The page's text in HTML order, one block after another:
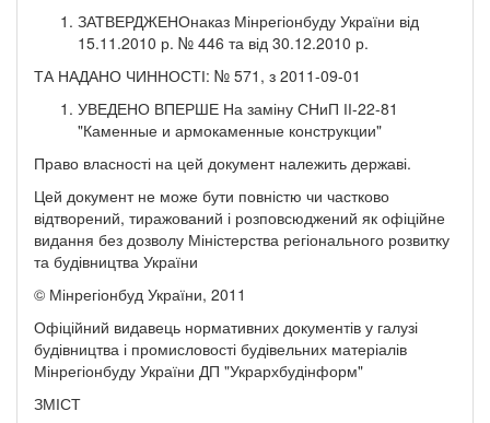
ЗАТВЕРДЖЕНОнаказ Мінрегіонбуду України від
15.11.2010 р. № 446 та від 30.12.2010 р.
ТА НАДАНО ЧИННОСТІ: № 571, з 2011-09-01
УВЕДЕНО ВПЕРШЕ На заміну СНиП ІІ-22-81
"Каменные и армокаменные конструкции"
Право власності на цей документ належить державі.
Цей документ не може бути повністю чи частково
відтворений, тиражований і розповсюджений як офіційне
видання без дозволу Міністерства регіонального розвитку
та будівництва України
© Мінрегіонбуд України, 2011
Офіційний видавець нормативних документів у галузі
будівництва і промисловості будівельних матеріалів
Мінрегіонбуду України ДП "Укрархбудінформ"
ЗМІСТ